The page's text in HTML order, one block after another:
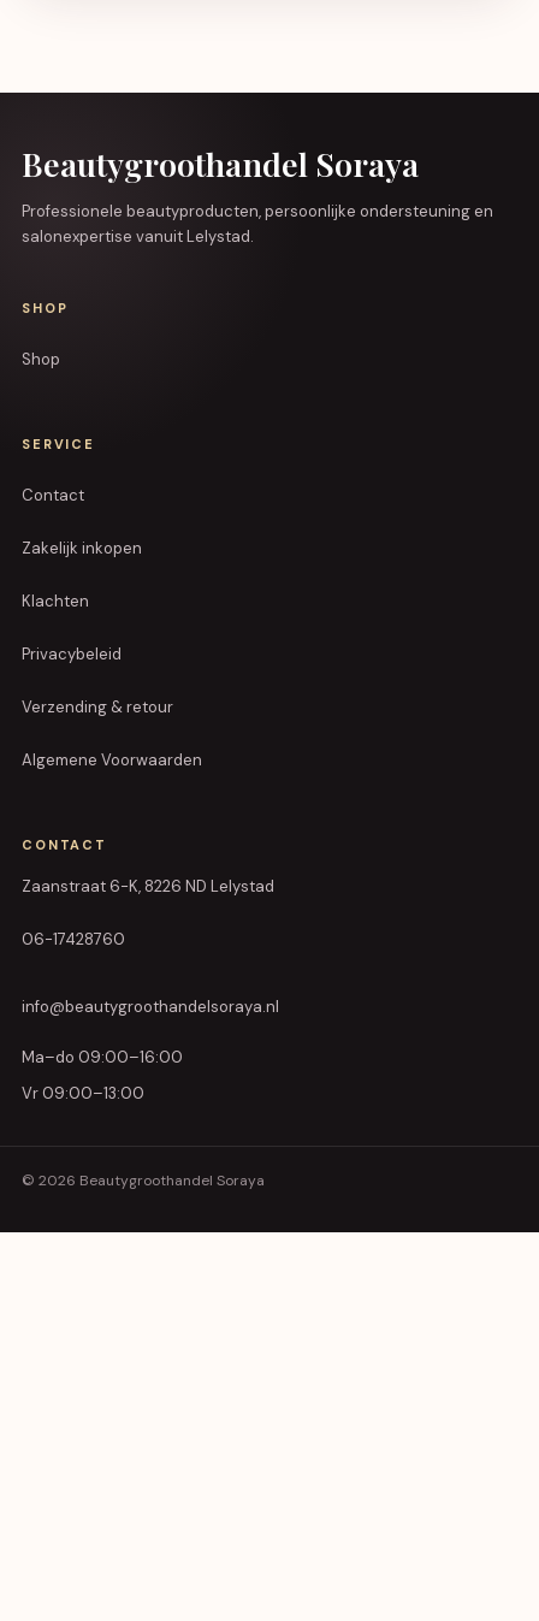
Beautygroothandel Soraya
Professionele beautyproducten, persoonlijke ondersteuning en
salonexpertise vanuit Lelystad.
SHOP
Shop
SERVICE
Contact
Zakelijk inkopen
Klachten
Privacybeleid
Verzending & retour
Algemene Voorwaarden
CONTACT
Zaanstraat 6-K, 8226 ND Lelystad
06-17428760
info@beautygroothandelsoraya.nl
Ma–do 09:00–16:00
Vr 09:00–13:00
© 2026 Beautygroothandel Soraya